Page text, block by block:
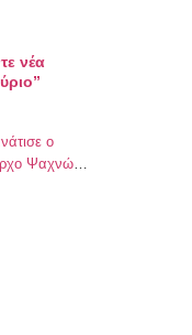
νέα
ο
Ψαχνών.
από
υποψήφιοι